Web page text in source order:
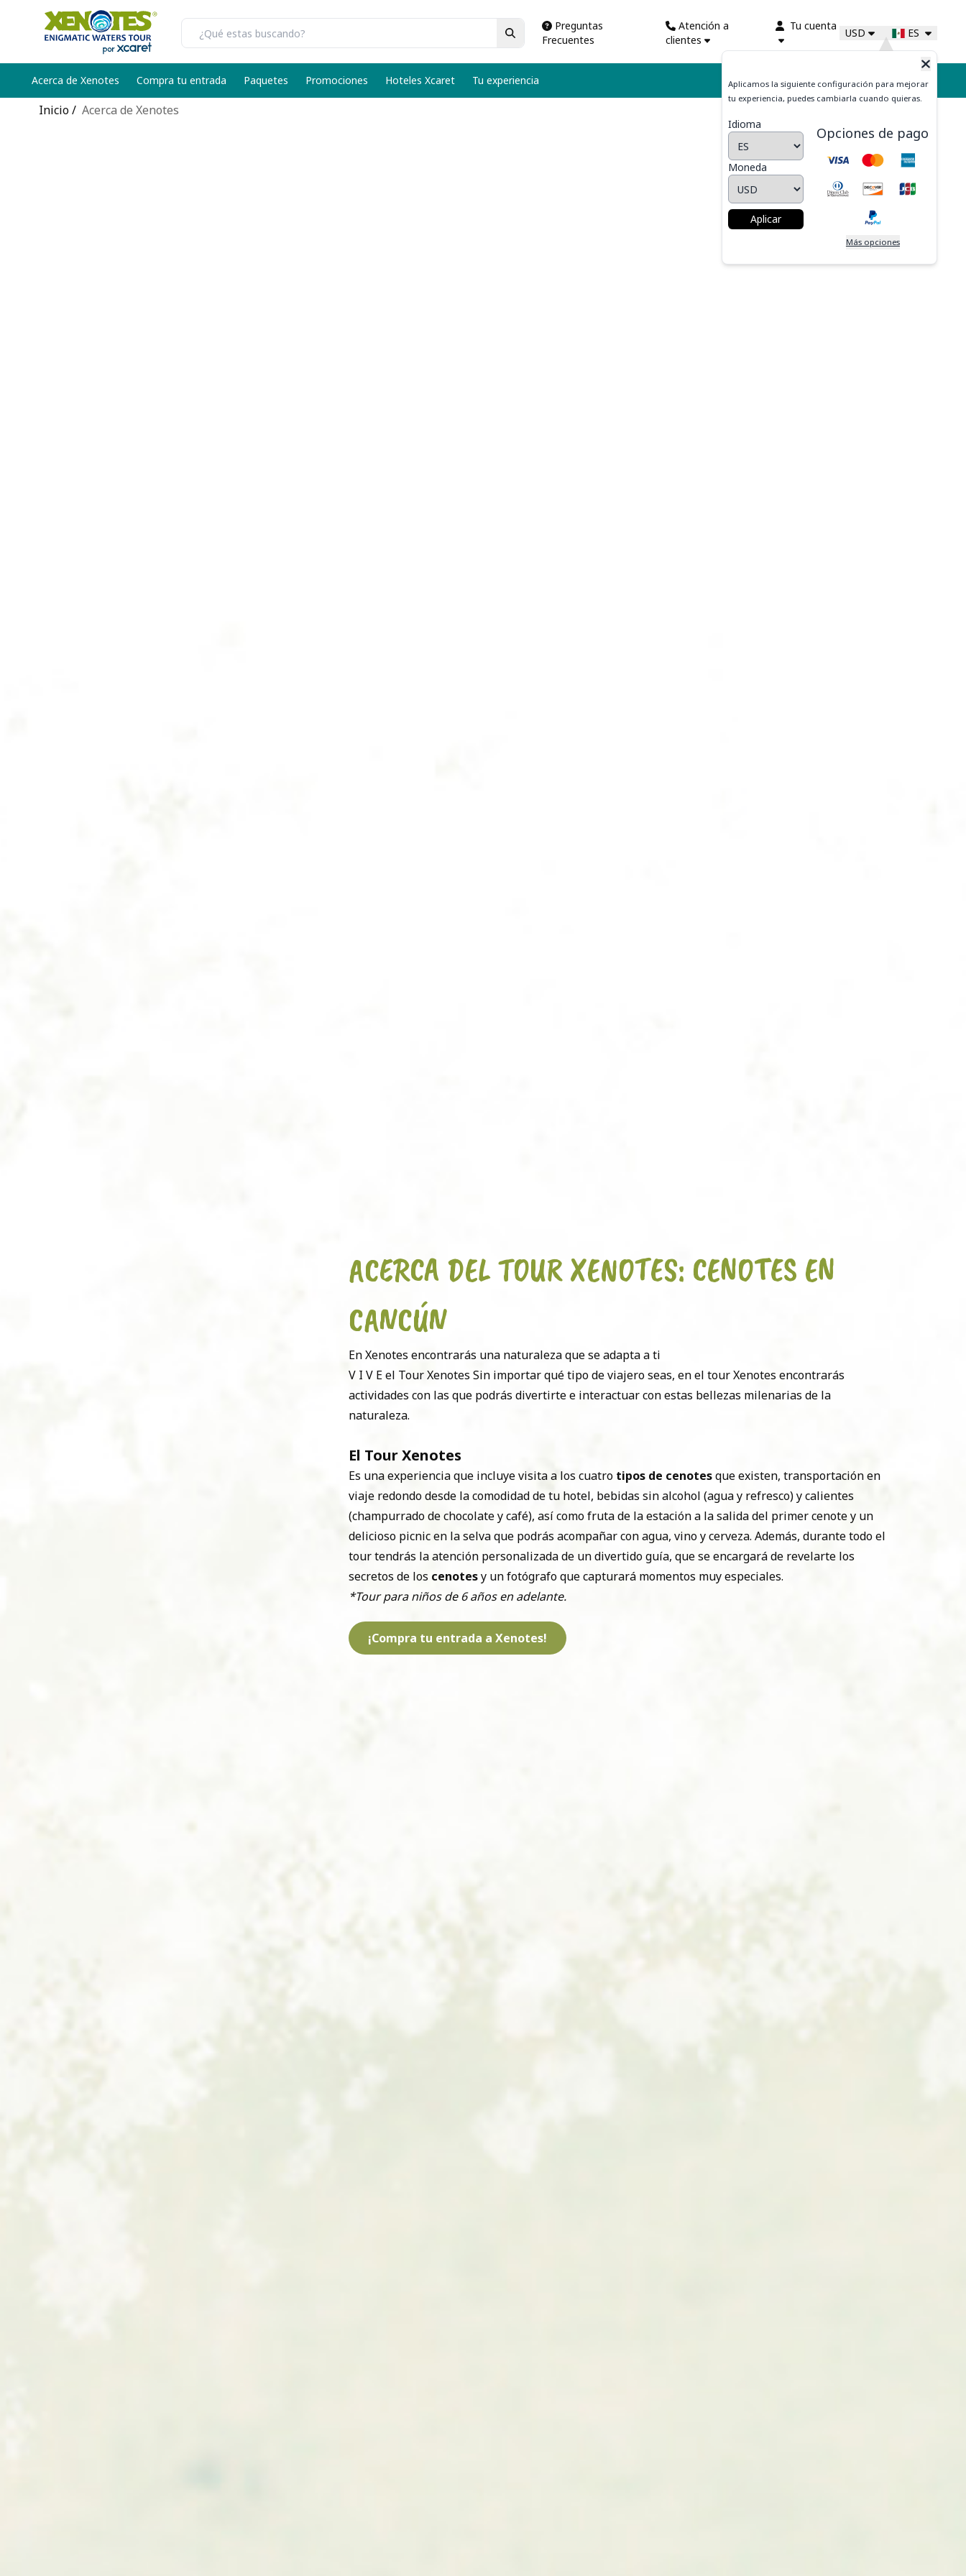
Preguntas
Frecuentes
Atención a
clientes
Tu cuenta
USD ES
Aplicamos la siguiente configuración para mejorar
tu experiencia, puedes cambiarla cuando quieras.
Idioma
Moneda
Aplicar
Opciones de pago
Más opciones
Acerca de Xenotes Compra tu entrada Paquetes Promociones Hoteles Xcaret Tu experiencia
Mi Carrito
Inicio
Acerca de Xenotes
ACERCA DEL TOUR XENOTES: CENOTES EN
CANCÚN
En Xenotes encontrarás una naturaleza que se adapta a ti
V I V E el Tour Xenotes Sin importar qué tipo de viajero seas, en el tour Xenotes encontrarás
actividades con las que podrás divertirte e interactuar con estas bellezas milenarias de la
naturaleza.
El Tour Xenotes
Es una experiencia que incluye visita a los cuatro tipos de cenotesque existen, transportación en
viaje redondo desde la comodidad de tu hotel, bebidas sin alcohol (agua y refresco) y calientes
(champurrado de chocolate y café), así como fruta de la estación a la salida del primer cenote y un
delicioso picnic en la selva que podrás acompañar con agua, vino y cerveza. Además, durante todo el
tour tendrás la atención personalizada de un divertido guía, que se encargará de revelarte los
secretos de los cenotesy un fotógrafo que capturará momentos muy especiales.
*Tour para niños de 6 años en adelante.
¡Compra tu entrada a Xenotes!